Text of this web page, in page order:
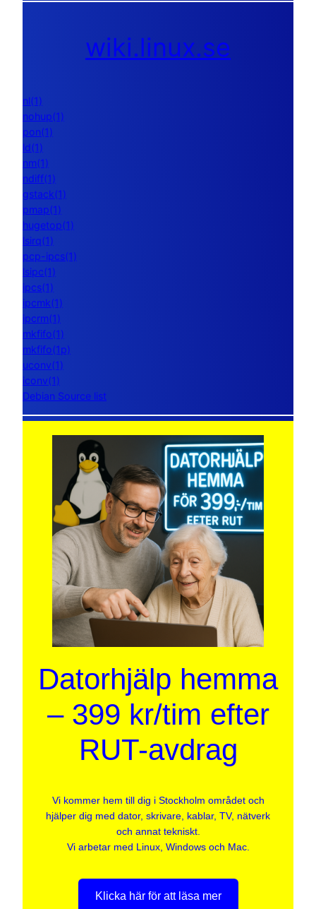
wiki.linux.se
nl(1)
nohup(1)
pon(1)
ld(1)
nm(1)
ndiff(1)
gstack(1)
pmap(1)
hugetop(1)
lsirq(1)
pcp-ipcs(1)
lsipc(1)
ipcs(1)
ipcmk(1)
ipcrm(1)
mkfifo(1)
mkfifo(1p)
uconv(1)
iconv(1)
Debian Source list
Datorhjälp hemma
– 399 kr/tim efter
RUT-avdrag
Vi kommer hem till dig i Stockholm området och
hjälper dig med dator, skrivare, kablar, TV, nätverk
och annat tekniskt.
Vi arbetar med Linux, Windows och Mac.
Klicka här för att läsa mer